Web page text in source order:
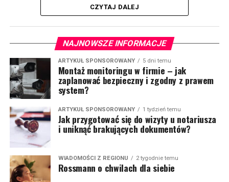
CZYTAJ DALEJ
NAJNOWSZE INFORMACJE
ARTYKUŁ SPONSOROWANY 5 dni temu
Montaż monitoringu w firmie – jak
zaplanować bezpieczny i zgodny z prawem
system?
ARTYKUŁ SPONSOROWANY 1 tydzień temu
Jak przygotować się do wizyty u notariusza
i uniknąć brakujących dokumentów?
WIADOMOŚCI Z REGIONU 2 tygodnie temu
Rossmann o chwilach dla siebie